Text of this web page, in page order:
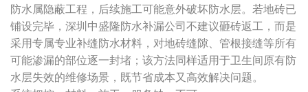
防水属隐蔽工程，后续施工可能意外破坏防水层。若地砖已
铺设完毕，深圳中盛隆防水补漏公司不建议砸砖返工，而是
采用专属专业补缝防水材料，对地砖缝隙、管根接缝等所有
可能渗漏的部位逐一封堵；该方法同样适用于卫生间原有防
水层失效的维修场景，既节省成本又高效解决问题。